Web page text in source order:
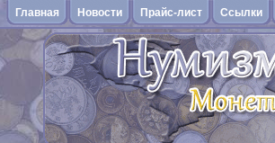
Главная Новости Прайс-лист Cсылки